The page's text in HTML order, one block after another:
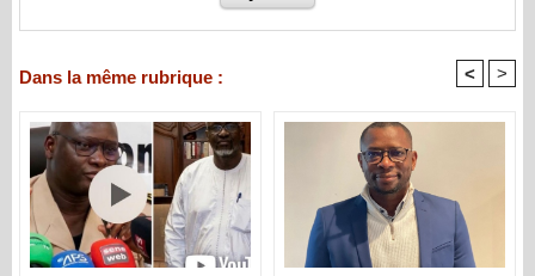
Dans la même rubrique : < >